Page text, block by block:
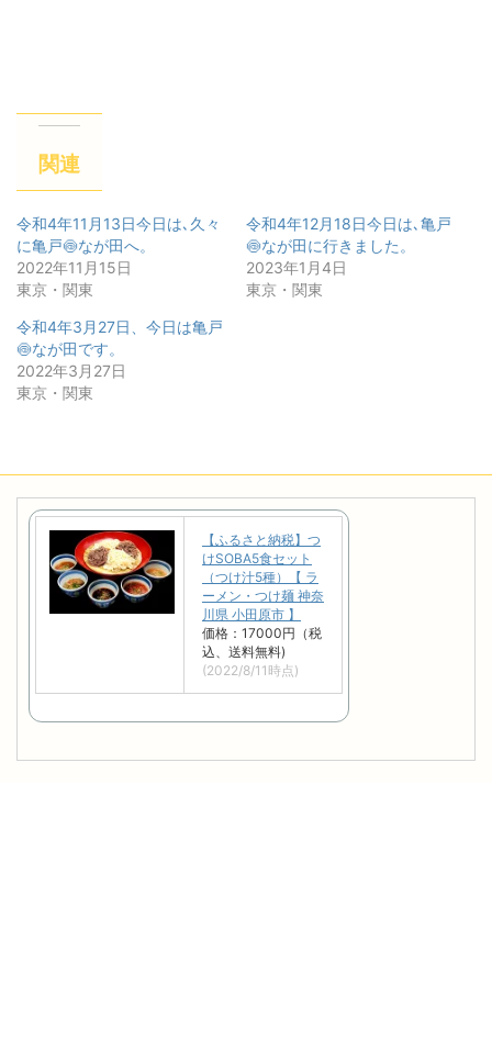
関連
令和4年11月13日今日は､久々
に亀戸🍥なが田へ。
2022年11月15日
東京・関東
令和4年12月18日今日は､亀戸
🍥なが田に行きました。
2023年1月4日
東京・関東
令和4年3月27日、今日は亀戸
🍥なが田です。
2022年3月27日
東京・関東
【ふるさと納税】つ
けSOBA5食セット
（つけ汁5種）【 ラ
ーメン・つけ麺 神奈
川県 小田原市 】
価格：17000円（税
込、送料無料)
(2022/8/11時点)